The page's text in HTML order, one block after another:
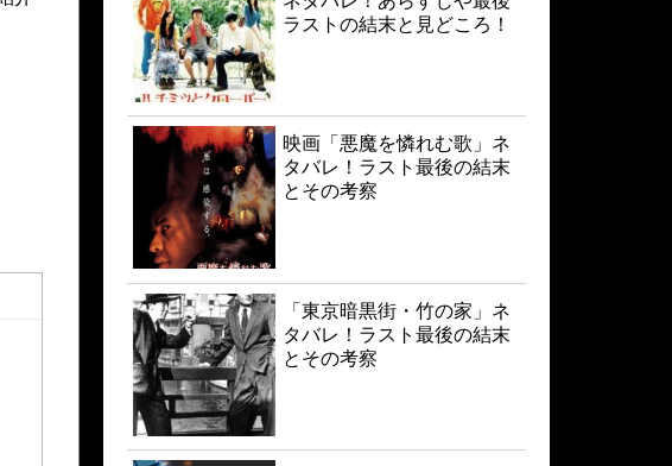
ラストの結末と見どころ！
映画「悪魔を憐れむ歌」ネ
タバレ！ラスト最後の結末
とその考察
「東京暗黒街・竹の家」ネ
タバレ！ラスト最後の結末
とその考察